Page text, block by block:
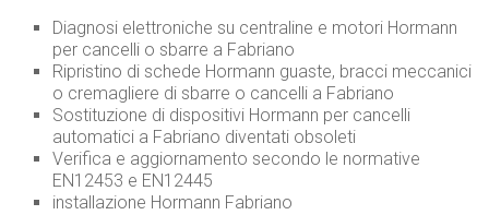
Diagnosi elettroniche su centraline e motori Hormann
per cancelli o sbarre a Fabriano
Ripristino di schede Hormann guaste, bracci meccanici
o cremagliere di sbarre o cancelli a Fabriano
Sostituzione di dispositivi Hormann per cancelli
automatici a Fabriano diventati obsoleti
Verifica e aggiornamento secondo le normative
EN12453 e EN12445
installazione Hormann Fabriano